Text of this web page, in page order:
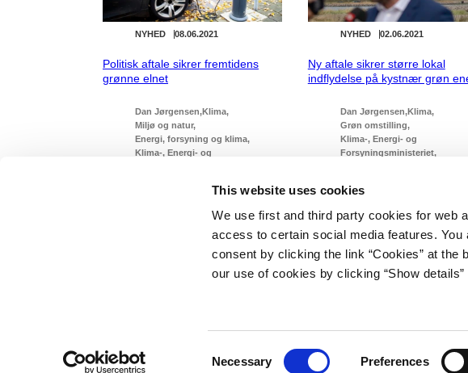
This website uses cookies
We use first and third party cookies for web
access to certain social media features.
consent by clicking the link “Cookies” at the
our use of cookies by clicking “Show details”
Necessary Preferences
08.06.2021
NYHED
Politisk aftale sikrer fremtidens
grønne elnet
Dan Jørgensen Klima
Miljø og natur
Energi, forsyning og klima
Klima-, Energi- og
02.06.2021
NYHED
Ny aftale sikrer større lokal
indflydelse på kystnær grøn
Dan Jørgensen Klima
Grøn omstilling
Klima-, Energi- og
Forsyningsministeriet
E-mail: